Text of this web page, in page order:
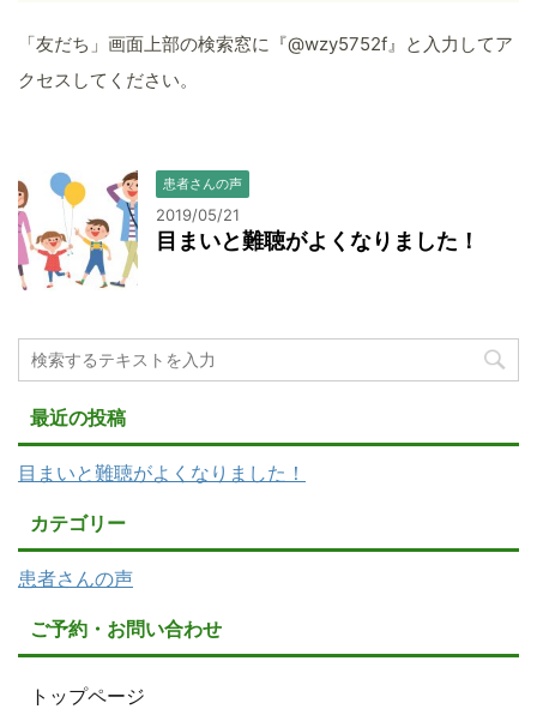
「友だち」画面上部の検索窓に『@wzy5752f』と入力してア
クセスしてください。
患者さんの声
2019/05/21
目まいと難聴がよくなりました！
最近の投稿
目まいと難聴がよくなりました！
カテゴリー
患者さんの声
ご予約・お問い合わせ
トップページ